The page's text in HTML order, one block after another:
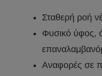
Σταθερή ροή
Φυσικό ύφος,
Αναφορές σε